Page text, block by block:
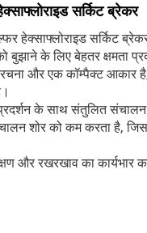
सर्किट ब्रेकर
हेक्साफ्लोराइड सर्किट
बुझाने के लिए बेहतर क्षमता
और एक कॉम्पैक्ट आकार
के साथ संतुलित संचालन
शोर को कम करता है,
और रखरखाव का कार्यभार